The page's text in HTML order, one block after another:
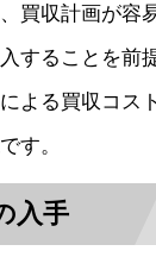
買収計画が容
することを前
よる買収コス
す。
入手